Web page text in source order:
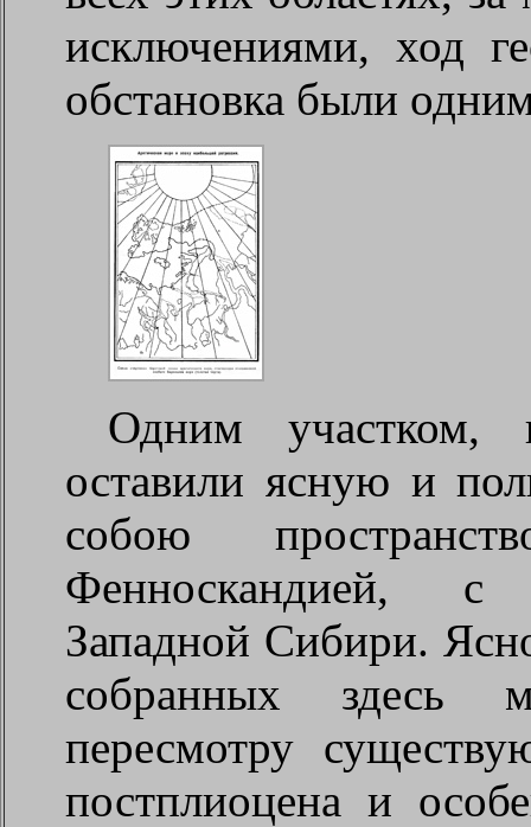
исключениями, ход
обстановка были
Одним участком,
оставили ясную и
собою
Фенноскандией, с
Западной Сибири.
собранных здесь
пересмотру
постплиоцена и